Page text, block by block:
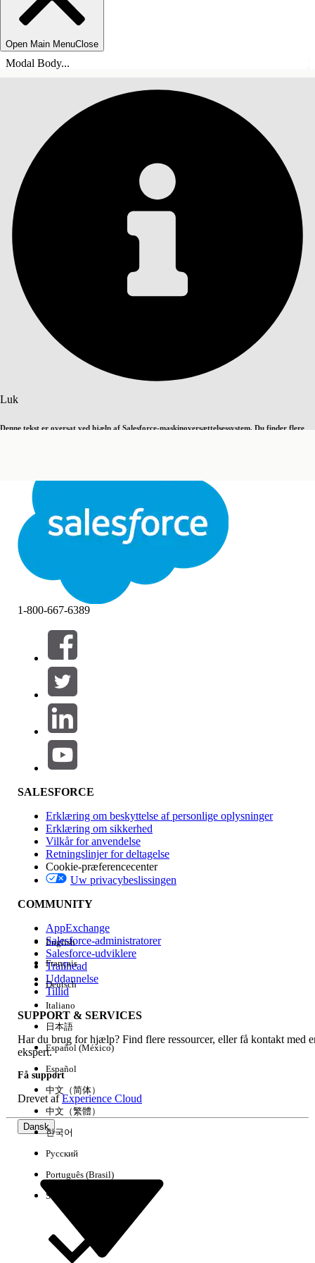
Open Main MenuClose
Modal Body...
Luk
Denne tekst er oversat ved hjælp af Salesforce-maskinoversættelsessystem. Du finder flere
Luk
INDHOLD
Filtrer efter (0)
VÆLG FILTRE
Produktområde
Funktionspåvirkning
Version
Experience
Ryd alle Udført
1-800-667-6389
SALESFORCE
Erklæring om beskyttelse af personlige oplysninger
Erklæring om sikkerhed
Vilkår for anvendelse
Retningslinjer for deltagelse
Cookie-præferencecenter
Uw privacybeslissingen
COMMUNITY
AppExchange
Salesforce-administratorer
Salesforce-udviklere
Trailhead
Uddannelse
Tillid
SUPPORT & SERVICES
Har du brug for hjælp? Find flere ressourcer, eller få kontakt med
ekspert.
Få support
Drevet afExperience Cloud
Dansk
English
Français
Deutsch
Italiano
日本語
Español (México)
Español
中文（简体）
中文（繁體）
한국어
Русский
Português (Brasil)
Suomi